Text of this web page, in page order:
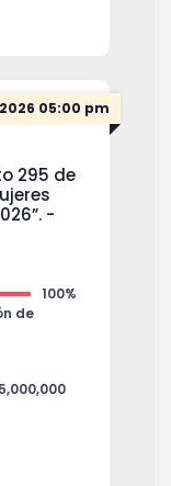
05:00 pm
295 de
-
100%
de